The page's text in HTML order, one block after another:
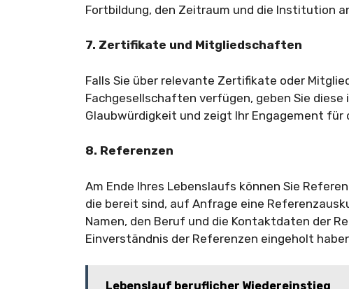
Fortbildung, den Zeitraum und die Institution
7. Zertifikate und Mitgliedschaften
Falls Sie über relevante Zertifikate oder
Fachgesellschaften verfügen, geben Sie
Glaubwürdigkeit und zeigt Ihr Engagement
8. Referenzen
Am Ende Ihres Lebenslaufs können Sie
die bereit sind, auf Anfrage eine
Namen, den Beruf und die Kontaktdaten der
Einverständnis der Referenzen eingeholt
Lebenslauf beruflicher Wiedereinstieg